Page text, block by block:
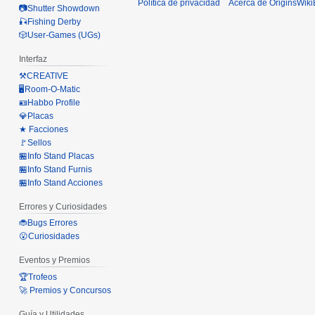
📷Shutter Showdown
🎣Fishing Derby
🎲User-Games (UGs)
Interfaz
⚒️CREATIVE
🖥️Room-O-Matic
🪪Habbo Profile
💎Placas
★ Facciones
🚩Sellos
🏪Info Stand Placas
🏪Info Stand Furnis
🏪Info Stand Acciones
Errores y Curiosidades
🐞Bugs Errores
😮Curiosidades
Eventos y Premios
🏆Trofeos
🚀 Premios y Concursos
Política de privacidad Acerca de